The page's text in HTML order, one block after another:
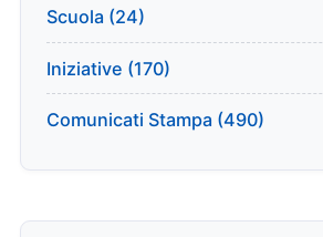
Scuola (24)
Iniziative (170)
Comunicati Stampa (490)